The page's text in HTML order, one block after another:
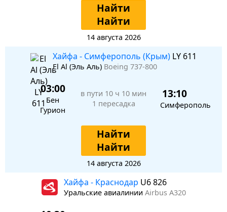
Найти
Найти
14 августа 2026
Хайфа - Симферополь (Крым) LY 611
El Al (Эль Аль) Boeing 737-800
03:00
Бен
Гурион
в пути 10 ч 10 мин
1 пересадка
13:10
Симферополь
Найти
Найти
14 августа 2026
Хайфа - Краснодар U6 826
Уральские авиалинии Airbus A320